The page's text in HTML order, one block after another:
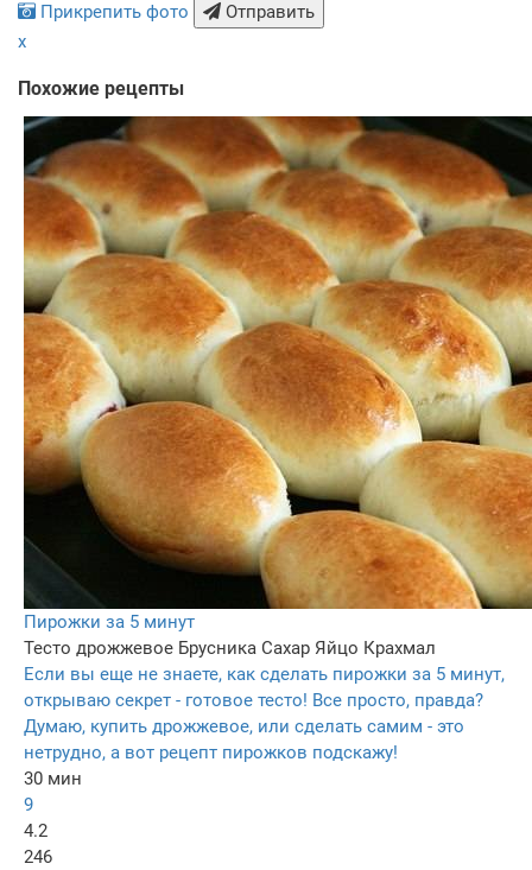
Прикрепить фото
Отправить
x
Похожие рецепты
Пирожки за 5 минут
Тесто дрожжевое Брусника Сахар Яйцо Крахмал
Если вы еще не знаете, как сделать пирожки за 5 минут,
открываю секрет - готовое тесто! Все просто, правда?
Думаю, купить дрожжевое, или сделать самим - это
нетрудно, а вот рецепт пирожков подскажу!
30 мин
9
4.2
246